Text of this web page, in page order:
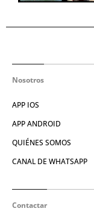
Nosotros
APP IOS
APP ANDROID
QUIÉNES SOMOS
CANAL DE WHATSAPP
Contactar